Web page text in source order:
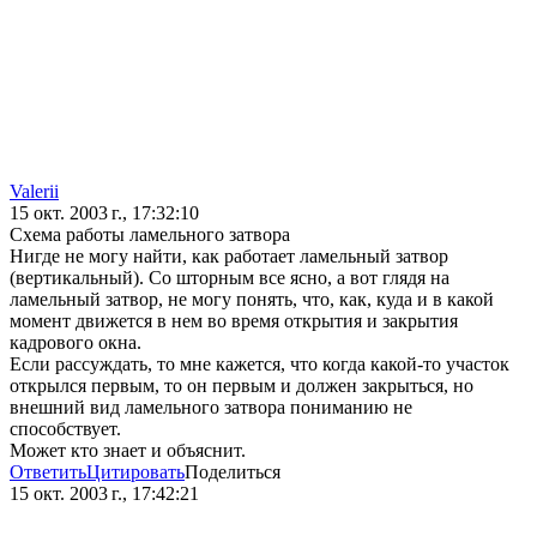
Valerii
15 окт. 2003 г., 17:32:10
Схема работы ламельного затвора
Нигде не могу найти, как работает ламельный затвор
(вертикальный). Со шторным все ясно, а вот глядя на
ламельный затвор, не могу понять, что, как, куда и в какой
момент движется в нем во время открытия и закрытия
кадрового окна.
Если рассуждать, то мне кажется, что когда какой-то участок
открылся первым, то он первым и должен закрыться, но
внешний вид ламельного затвора пониманию не
способствует.
Может кто знает и объяснит.
ОтветитьЦитироватьПоделиться
15 окт. 2003 г., 17:42:21